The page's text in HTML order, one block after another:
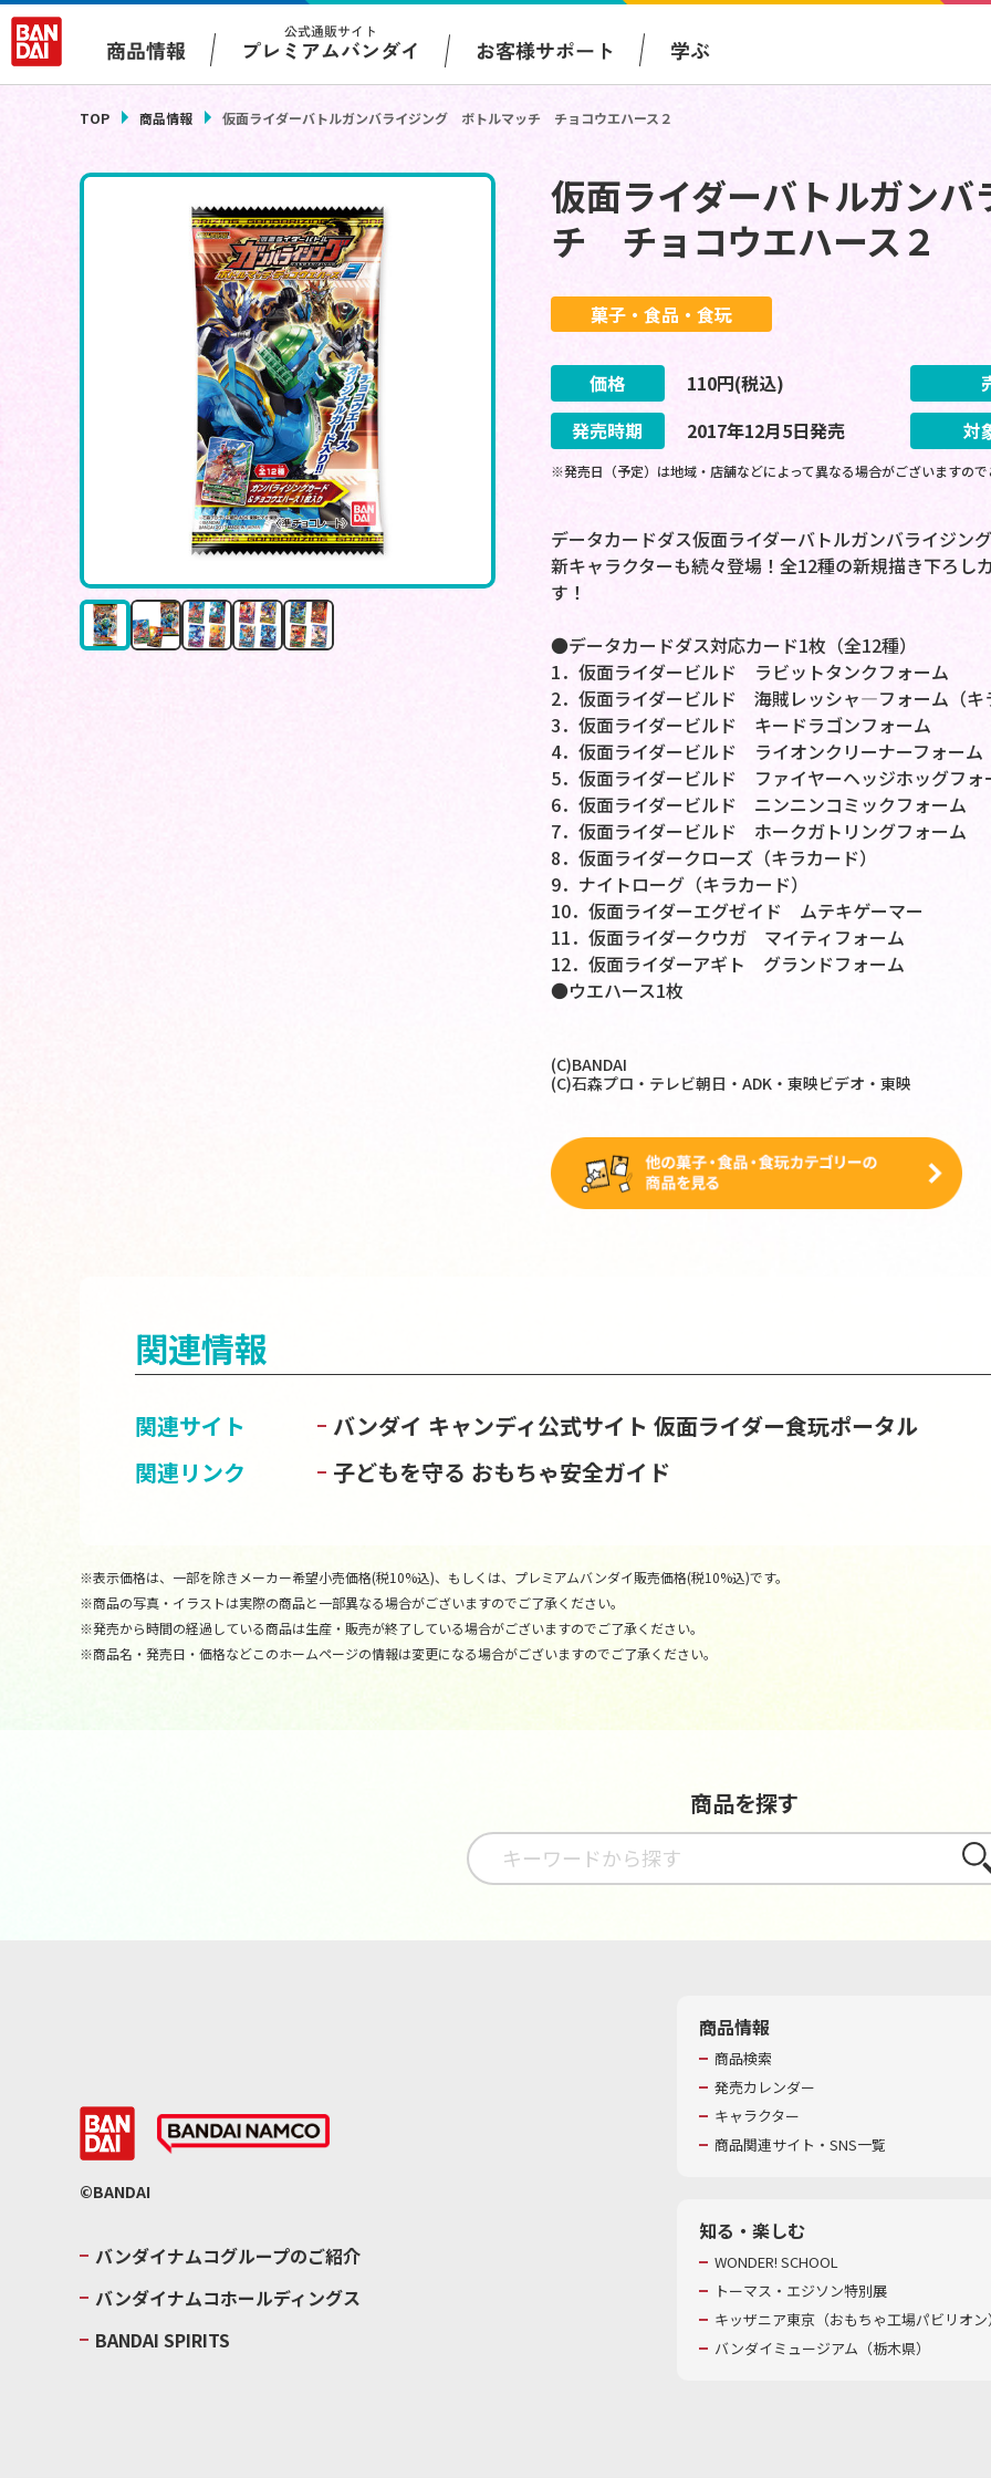
商品情報
公式通販サイト
プレミアムバンダイ お客様サポート 学ぶ
TOP 商品情報 仮面ライダーバトルガンバライジング ボトルマッチ チョコウエハース２
仮面ライダーバトルガン
チ チョコウエハース２
菓子・食品・食玩
価格 110円(税込)
発売時期
2017年12月5日発売 対
※発売日（予定）は地域・店舗などによって異なる場合がございますの
データカードダス仮面ライダーバトルガンバライジン
新キャラクターも続々登場！全12種の新規描き下ろし
す！
●データカードダス対応カード1枚（全12種）
1．仮面ライダービルド ラビットタンクフォーム
2．仮面ライダービルド 海賊レッシャ―フォーム（キ
3．仮面ライダービルド キードラゴンフォーム
4．仮面ライダービルド ライオンクリーナーフォーム
5．仮面ライダービルド ファイヤーヘッジホッグフォ
6．仮面ライダービルド ニンニンコミックフォーム
7．仮面ライダービルド ホークガトリングフォーム
8．仮面ライダークローズ（キラカード）
9．ナイトローグ（キラカード）
10．仮面ライダーエグゼイド ムテキゲーマー
11．仮面ライダークウガ マイティフォーム
12．仮面ライダーアギト グランドフォーム
●ウエハース1枚
(C)BANDAI
(C)石森プロ・テレビ朝日・ADK・東映ビデオ・東映
関連情報
関連サイト バンダイ キャンディ公式サイト 仮面ライダー食玩ポータル
関連リンク
子どもを守る おもちゃ安全ガイド
※表示価格は、一部を除きメーカー希望小売価格(税10%込)、もしくは、プレミアムバンダイ販売価格(税10%込)です。
※商品の写真・イラストは実際の商品と一部異なる場合がございますのでご了承ください。
※発売から時間の経過している商品は生産・販売が終了している場合がございますのでご了承ください。
※商品名・発売日・価格などこのホームページの情報は変更になる場合がございますのでご了承ください。
商品を探す
さが
©BANDAI
バンダイナムコグループのご紹介
バンダイナムコホールディングス
BANDAI SPIRITS
商品情報
商品検索
発売カレンダー
キャラクター
商品関連サイト・SNS一覧
知る・楽しむ
WONDER! SCHOOL
トーマス・エジソン特別展
キッザニア東京（おもちゃ工場パビリオ
バンダイミュージアム（栃木県）